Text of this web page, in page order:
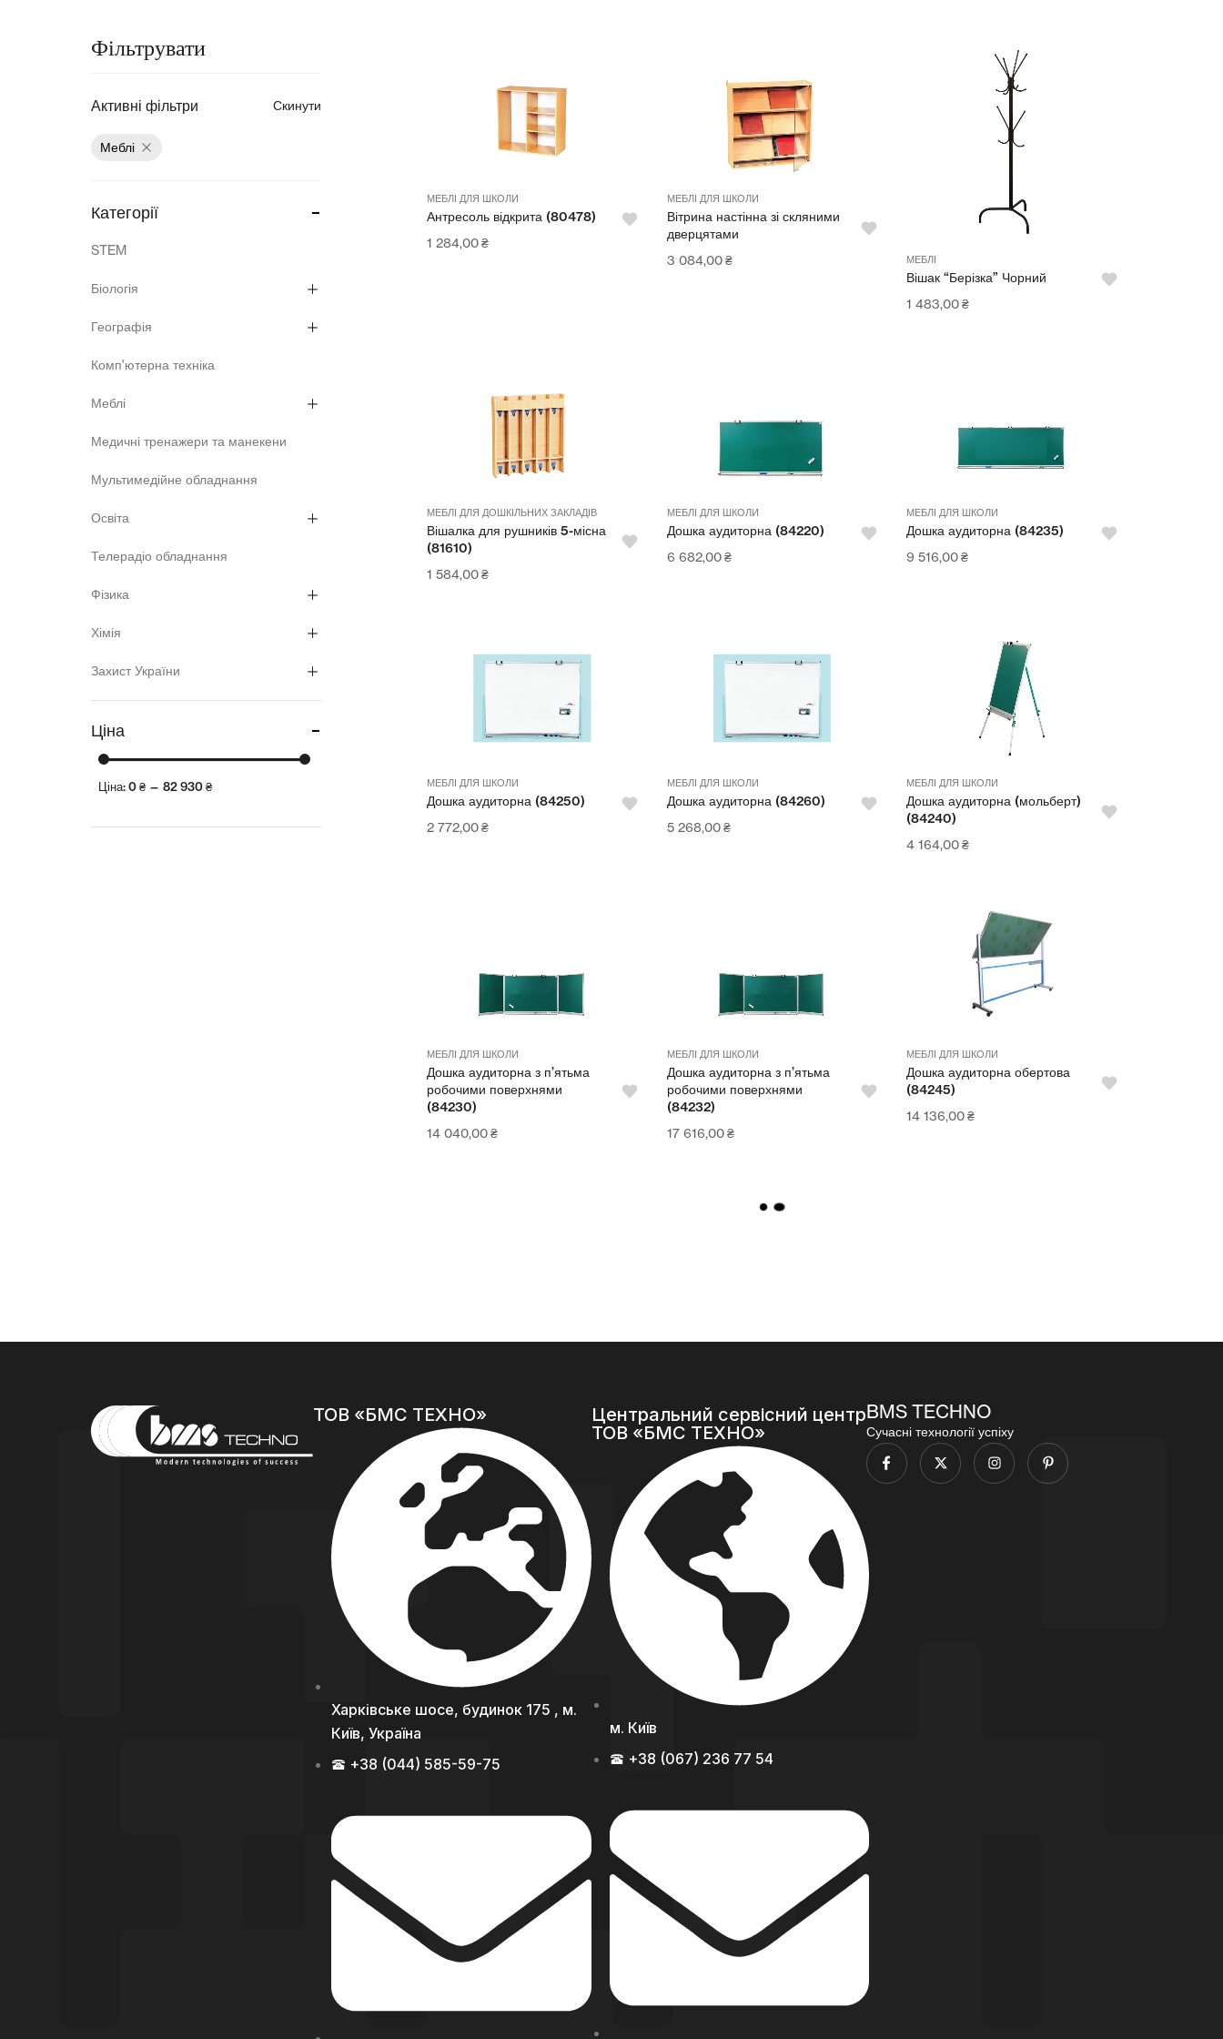
Освіта
Телерадіо обладнання
Фільтрувати
Активні фільтри Скинути
Меблі
Категорії
STEM
Біологія
Географія
Комп'ютерна техніка
Меблі
Медичні тренажери та манекени
Мультимедійне обладнання
Освіта
Телерадіо обладнання
Фізика
Хімія
Захист України
Ціна
Ціна:0 ₴— 82 930 ₴
МЕБЛІ ДЛЯ ШКОЛИ
Антресоль відкрита (80478)
1 284,00₴
МЕБЛІ ДЛЯ ШКОЛИ
Вітрина настінна зі скляними
дверцятами
3 084,00₴ МЕБЛІ
Вішак “Берізка” Чорний
1 483,00₴
МЕБЛІ ДЛЯ ДОШКІЛЬНИХ ЗАКЛАДІВ
Вішалка для рушників 5-місна
(81610)
1 584,00₴
МЕБЛІ ДЛЯ ШКОЛИ
Дошка аудиторна (84220)
6 682,00₴
МЕБЛІ ДЛЯ ШКОЛИ
Дошка аудиторна (84235)
9 516,00₴
МЕБЛІ ДЛЯ ШКОЛИ
Дошка аудиторна (84250)
2 772,00₴
МЕБЛІ ДЛЯ ШКОЛИ
Дошка аудиторна (84260)
5 268,00₴
МЕБЛІ ДЛЯ ШКОЛИ
Дошка аудиторна (мольберт)
(84240)
4 164,00₴
МЕБЛІ ДЛЯ ШКОЛИ
Дошка аудиторна з п’ятьма
робочими поверхнями
(84230)
14 040,00₴
МЕБЛІ ДЛЯ ШКОЛИ
Дошка аудиторна з п’ятьма
робочими поверхнями
(84232)
17 616,00₴
МЕБЛІ ДЛЯ ШКОЛИ
Дошка аудиторна обертова
(84245)
14 136,00₴
L
BMS TECHNO
Сучасні технології успіху
ТОВ «БМС ТЕХНО»
Харківське шосе, будинок 175 , м.
Київ, Україна
+38 (044) 585-59-75
Центральний сервісний центр
ТОВ «БМС ТЕХНО»
м. Київ
+38 (067) 236 77 54